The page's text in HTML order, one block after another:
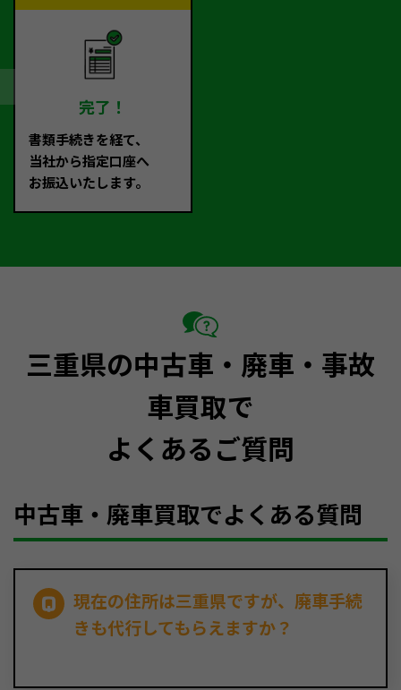
完了！
書類手続きを経て、
当社から指定口座へ
お振込いたします。
三重県の中古車・廃車・事故
車買取で
よくあるご質問
中古車・廃車買取でよくある質問
現在の住所は三重県ですが、廃車手続
きも代行してもらえますか？